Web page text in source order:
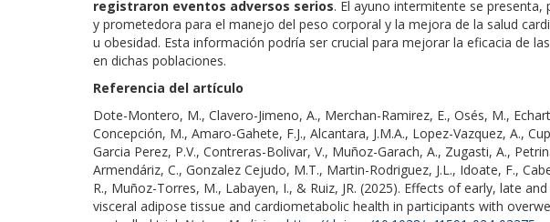
registraron eventos adversos serios. El ayuno intermitente se
y prometedora para el manejo del peso corporal y la mejora de la salud
u obesidad. Esta información podría ser crucial para mejorar la eficacia de
en dichas poblaciones.
Referencia del artículo
Dote-Montero, M., Clavero-Jimeno, A., Merchan-Ramirez, E., Osés, M.,
Concepción, M., Amaro-Gahete, F.J., Alcantara, J.M.A., Lopez-Vazquez, A.,
Garcia Perez, P.V., Contreras-Bolivar, V., Muñoz-Garach, A., Zugasti, A.,
Armendáriz, C., Gonzalez Cejudo, M.T., Martin-Rodriguez, J.L., Idoate, F.,
R., Muñoz-Torres, M., Labayen, I., & Ruiz, JR. (2025). Effects of early, late
visceral adipose tissue and cardiometabolic health in participants with